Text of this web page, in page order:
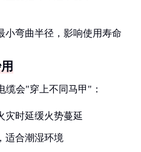
小弯曲半径，影响使用寿命
缆会"穿上不同马甲"：
灾时延缓火势蔓延
适合潮湿环境